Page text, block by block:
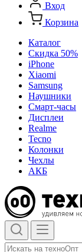
Вход
Корзина
Каталог
Скидка 50%
iPhone
Xiaomi
Samsung
Наушники
Смарт-часы
Дисплеи
Realme
Tecno
Колонки
Чехлы
АКБ